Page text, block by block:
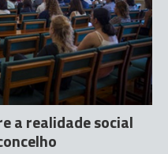
a realidade social